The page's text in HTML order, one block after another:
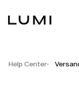
Help Center